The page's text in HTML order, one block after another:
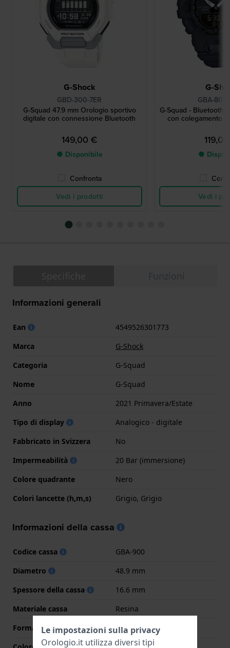
G-Shock
GBD-300-7ER
G-Squad 47.9 mm Orologio sportivo
digitale con connessione Bluetooth
149,00 €
● Disponibile
Confronta
Vedi i prodotti
G-
GBA-800-
G-Squad - Bluetooth
con colegamento
●
Vedi i
Informazioni generali
Ean
4549526301773
Marca
G-Shock
Categoria
G-Squad
Nome
G-Squad
Anno
2021 Primavera/Estate
Tipo di display
Analogico - digitale
Fabbricato in Svizzera
No
Impermeabilità
20 Bar (immersione)
Colore quadrante
Nero
Colori lancette (h,m,s)
Grigio, Grigio
Informazioni della cassa
Codice cassa
GBA-900
Diametro
48.9 mm
Spessore della cassa
16.6 mm
Materiale cassa
Resina
Forma della cassa
Rotondo
Le impostazioni sulla privacy
Orologio.it utilizza diversi tipi